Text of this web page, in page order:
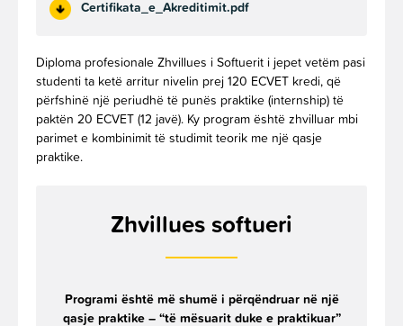
Certifikata_e_Akreditimit.pdf
Diploma profesionale Zhvillues i Softuerit i jepet vetëm pasi
studenti ta ketë arritur nivelin prej 120 ECVET kredi, që
përfshinë një periudhë të punës praktike (internship) të
paktën 20 ECVET (12 javë). Ky program është zhvilluar mbi
parimet e kombinimit të studimit teorik me një qasje
praktike.
Zhvillues softueri
Programi është më shumë i përqëndruar në një
qasje praktike – “të mësuarit duke e praktikuar”